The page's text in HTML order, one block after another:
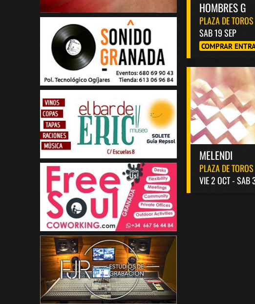
HOMBRES G
PLAZA DE TOROS
SAB 19 SEP
COMPRAR
MELENDI
PLAZA DE TOROS
VIE 2 OCT - SAB